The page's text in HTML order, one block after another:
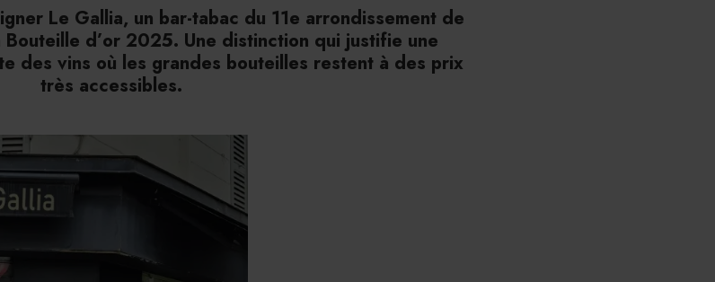
Le Gallia, un bar-tabac du 11e arrondissement de
Bouteille d’or 2025. Une distinction qui justifie une
des vins où les grandes bouteilles restent à des prix
très accessibles.